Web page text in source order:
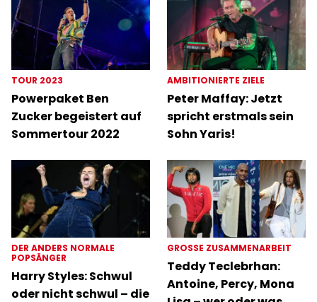
TOUR 2023
Powerpaket Ben
Zucker begeistert auf
Sommertour 2022
AMBITIONIERTE ZIELE
Peter Maffay: Jetzt
spricht erstmals sein
Sohn Yaris!
DER ANDERS NORMALE
POPSÄNGER
Harry Styles: Schwul
oder nicht schwul – die
GROSSE ZUSAMMENARBEIT
Teddy Teclebrhan:
Antoine, Percy, Mona